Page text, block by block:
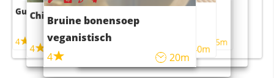
Guacamole
4
Chili con carne
4 45m
Bruine bonensoep
veganistisch
4
20m
Sushi rijstsalade
maaltijdsalade
40m
4 55m